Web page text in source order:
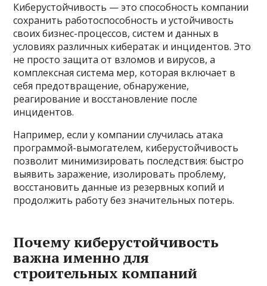
Киберустойчивость — это способность компании
сохранить работоспособность и устойчивость
своих бизнес-процессов, систем и данных в
условиях различных кибератак и инцидентов. Это
не просто защита от взломов и вирусов, а
комплексная система мер, которая включает в
себя предотвращение, обнаружение,
реагирование и восстановление после
инцидентов.
Например, если у компании случилась атака
программой-вымогателем, киберустойчивость
позволит минимизировать последствия: быстро
выявить заражение, изолировать проблему,
восстановить данные из резервных копий и
продолжить работу без значительных потерь.
Почему киберустойчивость
важна именно для
строительных компаний